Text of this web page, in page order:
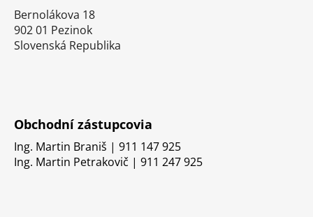
Bernolákova 18
902 01 Pezinok
Slovenská Republika
Obchodní zástupcovia
Ing. Martin Braniš | 911 147 925
Ing. Martin Petrakovič | 911 247 925